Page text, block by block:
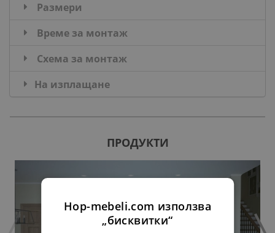
Размери
Време за монтаж
Схема за монтаж
На изплащане
ПРОДУКТИ
Hop-mebeli.com използва
„бисквитки“